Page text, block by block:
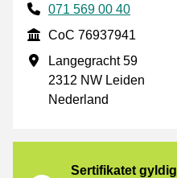
Phone number
071 569 00 40
CoC
CoC 76937941
Forretningsadresse
Langegracht 59
2312 NW Leiden
Nederland
Sertifikatet gyldig